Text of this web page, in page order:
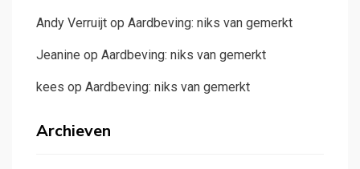
Andy Verruijt op Aardbeving: niks van gemerkt
Jeanine op Aardbeving: niks van gemerkt
kees op Aardbeving: niks van gemerkt
Archieven